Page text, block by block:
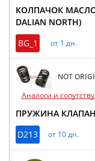
КОЛПАЧОК
DALIAN NORTH)
BG_1
от 1 дн.
NOT
Аналоги и
ПРУЖИНА
D213
от 10 дн.